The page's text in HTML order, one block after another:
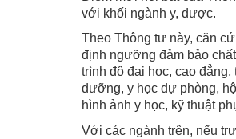
với khối ngành y, dược.
Theo Thông tư này, căn
định ngưỡng đảm bảo
trình độ đại học, cao
dưỡng, y học dự phòng,
hình ảnh y học, kỹ thuật
Với các ngành trên, nếu